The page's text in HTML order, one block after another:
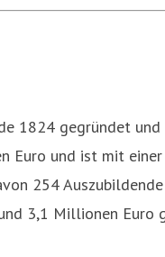
1824 gegründet
Euro und ist mit
254
3,1 Millionen Euro